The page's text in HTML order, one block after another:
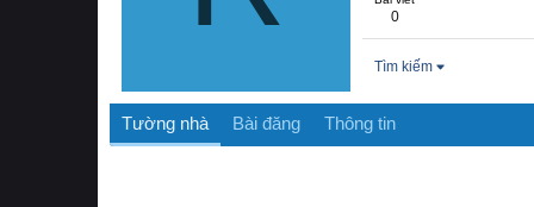
0
Tìm kiếm
Tường nhà Bài đăng Thông tin